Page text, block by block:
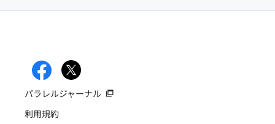
パラレルジャーナル
利用規約